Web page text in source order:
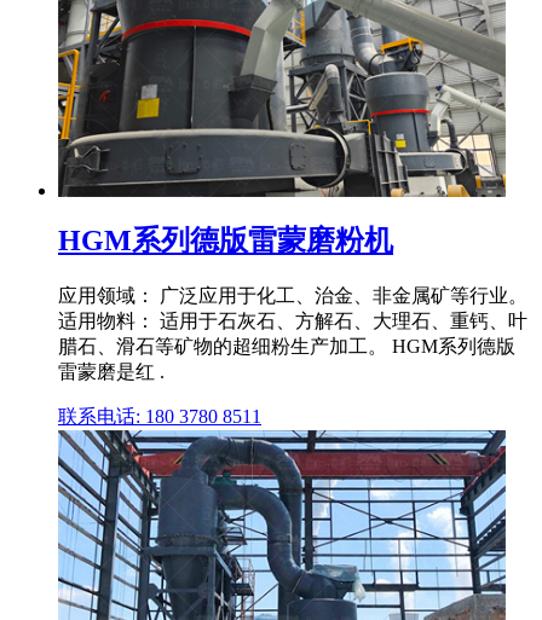
HGM系列德版雷蒙磨粉机
应用领域： 广泛应用于化工、治金、非金属矿等行业。
适用物料： 适用于石灰石、方解石、大理石、重钙、叶
腊石、滑石等矿物的超细粉生产加工。 HGM系列德版
雷蒙磨是红 .
联系电话: 180 3780 8511